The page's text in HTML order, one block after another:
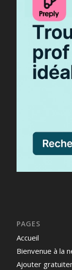
PAGES
Accueil
Bienvenue à la
Ajouter